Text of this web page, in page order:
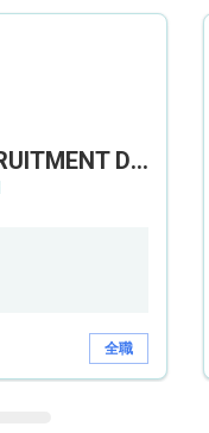
THE REPULSE BAY RECRUITMENT DAY 淺水灣影灣園人才招聘會
全職